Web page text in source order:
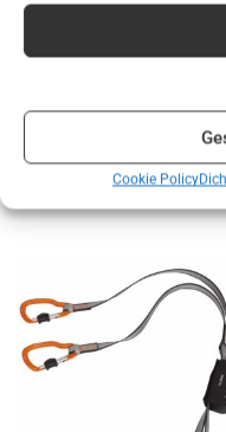
Cookie Policy
ATTREZZATURA
alu evo camp
€